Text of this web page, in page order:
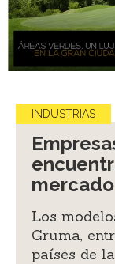
INDUSTRIAS
Los
Gruma,
países de